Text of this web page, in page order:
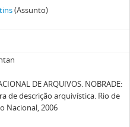
(Assunto)
DE ARQUIVOS. NOBRADE:
de descrição arquivística. Rio de
Nacional, 2006